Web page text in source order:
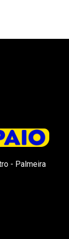
- Palmeira